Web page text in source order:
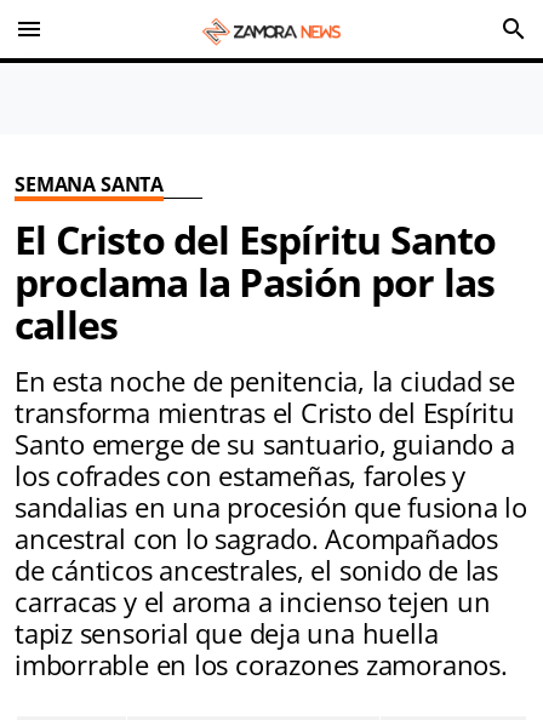
menu search
SEMANA SANTA
El Cristo del Espíritu Santo
proclama la Pasión por las
calles
En esta noche de penitencia, la ciudad se
transforma mientras el Cristo del Espíritu
Santo emerge de su santuario, guiando a
los cofrades con estameñas, faroles y
sandalias en una procesión que fusiona lo
ancestral con lo sagrado. Acompañados
de cánticos ancestrales, el sonido de las
carracas y el aroma a incienso tejen un
tapiz sensorial que deja una huella
imborrable en los corazones zamoranos.